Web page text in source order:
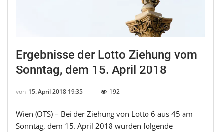
Ergebnisse der Lotto Ziehung vom
Sonntag, dem 15. April 2018
von 15. April 2018 19:35 192
Wien (OTS) – Bei der Ziehung von Lotto 6 aus 45 am
Sonntag, dem 15. April 2018 wurden folgende